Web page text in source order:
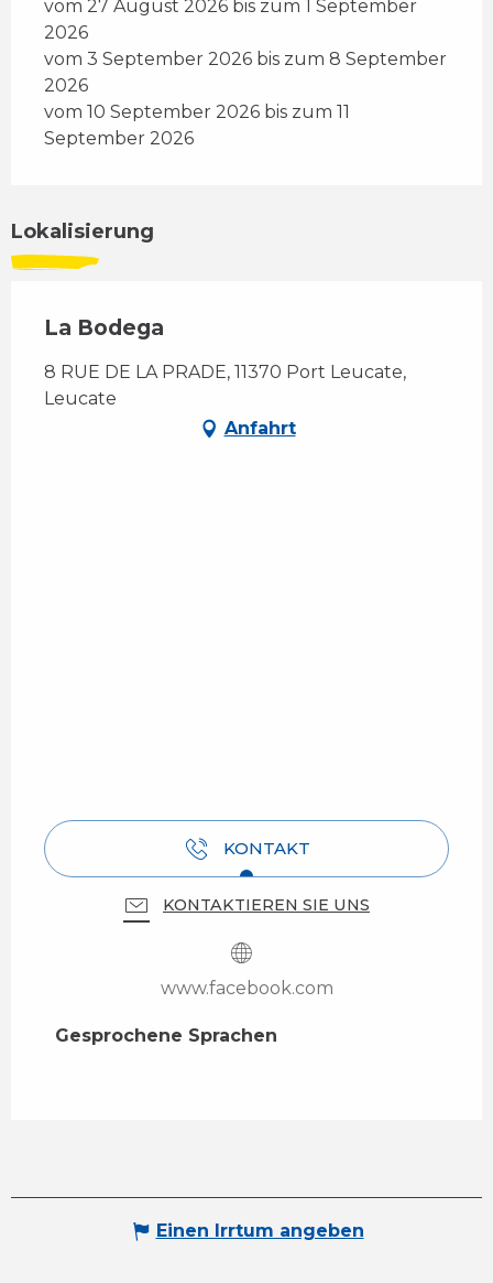
vom 27 August 2026 bis zum 1 September
2026
vom 3 September 2026 bis zum 8 September
2026
vom 10 September 2026 bis zum 11
September 2026
Lokalisierung
La Bodega
8 RUE DE LA PRADE, 11370 Port Leucate,
Leucate
Anfahrt
KONTAKT
KONTAKTIEREN SIE UNS
www.facebook.com
Gesprochene Sprachen
Gesprochene Sprachen
Einen Irrtum angeben